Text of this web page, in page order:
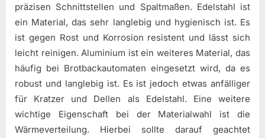
präzisen Schnittstellen und Spaltmaßen. Edelstahl ist
ein Material, das sehr langlebig und hygienisch ist. Es
ist gegen Rost und Korrosion resistent und lässt sich
leicht reinigen. Aluminium ist ein weiteres Material, das
häufig bei Brotbackautomaten eingesetzt wird, da es
robust und langlebig ist. Es ist jedoch etwas anfälliger
für Kratzer und Dellen als Edelstahl. Eine weitere
wichtige Eigenschaft bei der Materialwahl ist die
Wärmeverteilung. Hierbei sollte darauf geachtet